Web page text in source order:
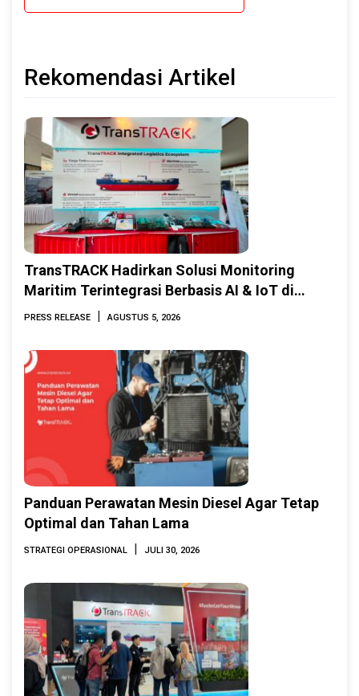
Rekomendasi Artikel
TransTRACK Hadirkan Solusi Monitoring
Maritim Terintegrasi Berbasis AI & IoT di
Indonesia Marine & Offshore Expo (IMOX)
PRESS RELEASE | AGUSTUS 5, 2026
Panduan Perawatan Mesin Diesel Agar Tetap
Optimal dan Tahan Lama
STRATEGI OPERASIONAL | JULI 30, 2026